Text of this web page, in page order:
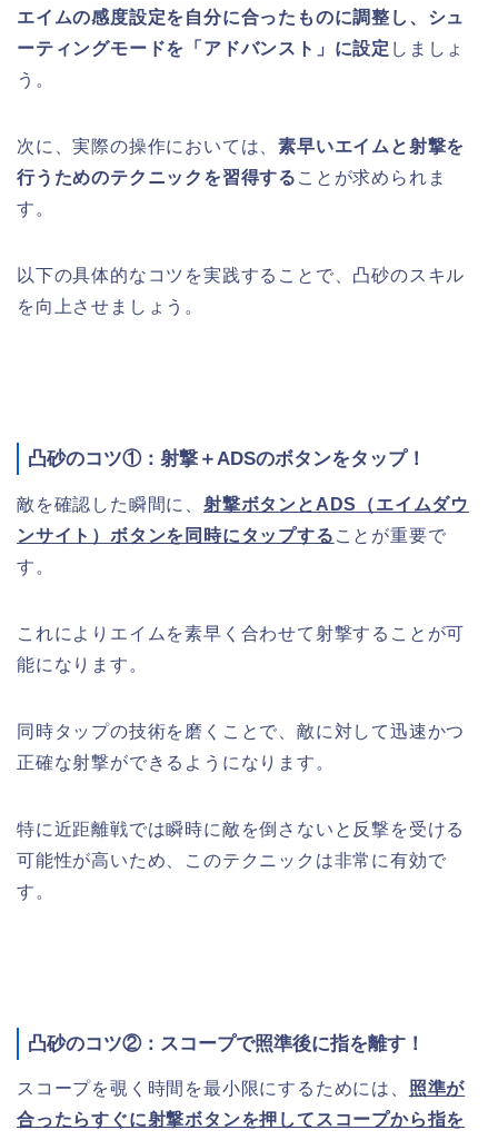
エイムの感度設定を自分に合ったものに調整し、シュ
ーティングモードを「アドバンスト」に設定 しましょ
う。
次に、実際の操作においては、素早いエイムと射撃を
行うためのテクニックを習得する ことが求められま
す。
以下の具体的なコツを実践することで、凸砂のスキル
を向上させましょう。
凸砂のコツ①：射撃＋ADSのボタンをタップ！
敵を確認した瞬間に、 射撃ボタンとADS（エイムダウ
ンサイト）ボタンを同時にタップする ことが重要で
す。
これによりエイムを素早く合わせて射撃することが可
能になります。
同時タップの技術を磨くことで、敵に対して迅速かつ
正確な射撃ができるようになります。
特に近距離戦では瞬時に敵を倒さないと反撃を受ける
可能性が高いため、このテクニックは非常に有効で
す。
凸砂のコツ②：スコープで照準後に指を離す！
スコープを覗く時間を最小限にするためには、 照準が
合ったらすぐに射撃ボタンを押してスコープから指を